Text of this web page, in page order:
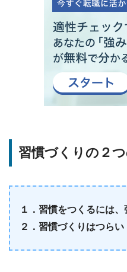
習慣づくりの２
１．習慣をつくるには
２．習慣づくりはつらい